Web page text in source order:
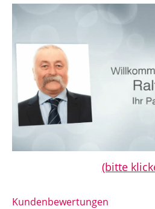
(bitte
Kundenbewertungen